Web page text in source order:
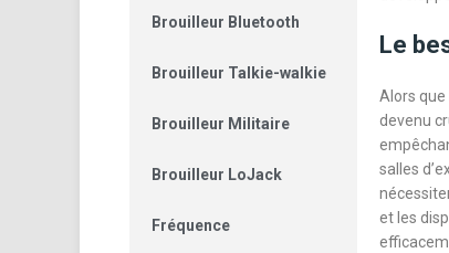
Brouilleur Bluetooth
Brouilleur Talkie-walkie
Brouilleur Militaire
Brouilleur LoJack
Fréquence
Le
Alors que
devenu
salles
et les